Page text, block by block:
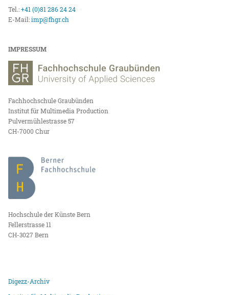
Tel.:+41 (0)81 286 24 24
E-Mail:imp@fhgr.ch
IMPRESSUM
Fachhochschule Graubünden
Institut für Multimedia Production
Pulvermühlestrasse 57
CH-7000 Chur
Hochschule der Künste Bern
Fellerstrasse 11
CH-3027 Bern
Digezz-Archiv